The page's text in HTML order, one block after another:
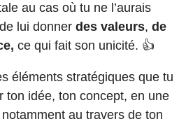
au cas où tu ne l’aurais
lui donner des valeurs, de
ce qui fait son unicité. 👍
éléments stratégiques que tu
ton idée, ton concept, en une
notamment au travers de ton